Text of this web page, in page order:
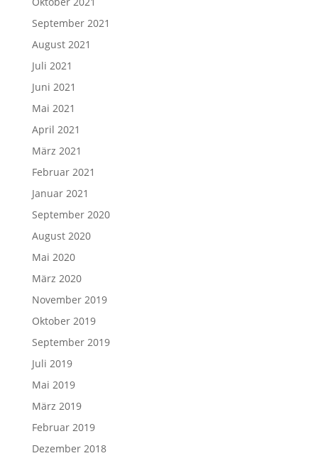
September 2021
August 2021
Juli 2021
Juni 2021
Mai 2021
April 2021
März 2021
Februar 2021
Januar 2021
September 2020
August 2020
Mai 2020
März 2020
November 2019
Oktober 2019
September 2019
Juli 2019
Mai 2019
März 2019
Februar 2019
Dezember 2018